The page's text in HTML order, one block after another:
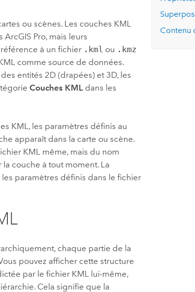
essai gratuit.
Découvrir ArcGIS
tendances de
l’univers
géospatial
récits
Lire le récit
ou scènes. Les couches KML
ArcGIS Pro, mais leurs
à un fichier .kml ou .kmz
comme source de données.
entités 2D (drapées) et 3D, les
Couches KML dans les
KML, les paramètres définis au
apparaît dans la carte ou scène.
KML même, mais du nom
couche à tout moment. La
paramètres définis dans le fichier
chaque partie de la
pouvez afficher cette structure
par le fichier KML lui-même,
Cela signifie que la
Contenu